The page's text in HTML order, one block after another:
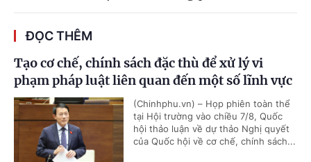
ĐỌC THÊM
Tạo cơ chế, chính sách đặc thù để xử lý vi
phạm pháp luật liên quan đến một số lĩnh vực
(Chinhphu.vn) – Họp phiên toàn thể
tại Hội trường vào chiều 7/8, Quốc
hội thảo luận về dự thảo Nghị quyết
của Quốc hội về cơ chế, chính sách...